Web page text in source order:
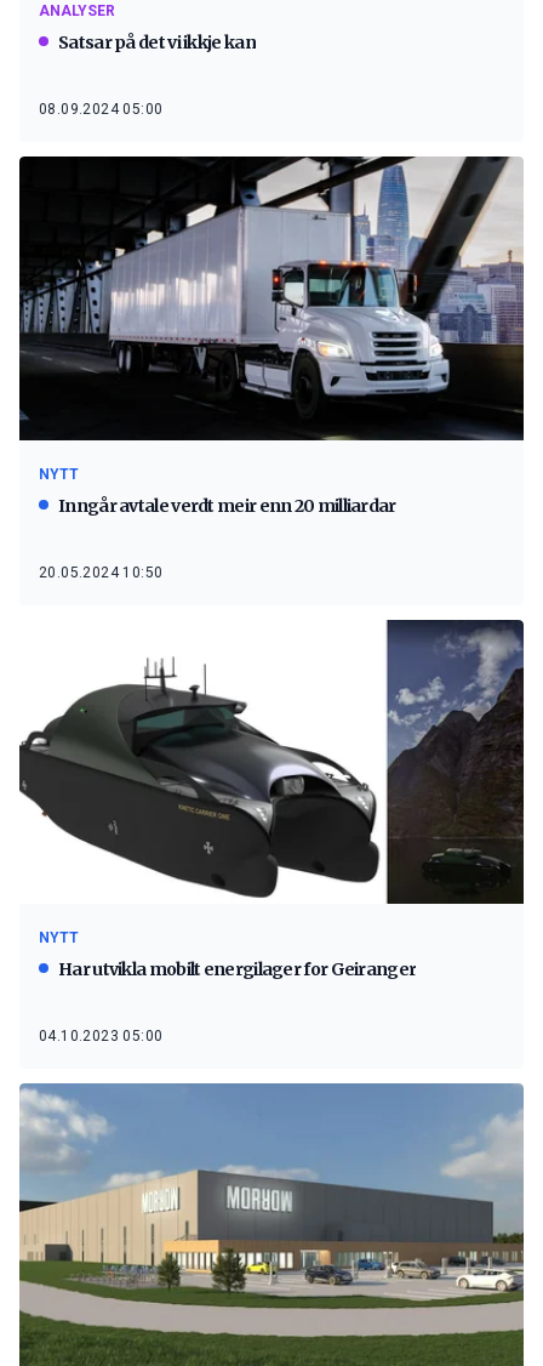
ANALYSER
Satsar på det vi ikkje kan
08.09.2024 05:00
NYTT
Inngår avtale verdt meir enn 20 milliardar
20.05.2024 10:50
NYTT
Har utvikla mobilt energilager for Geiranger
04.10.2023 05:00